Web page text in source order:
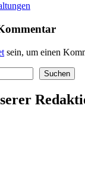
sein, um einen
Suchen